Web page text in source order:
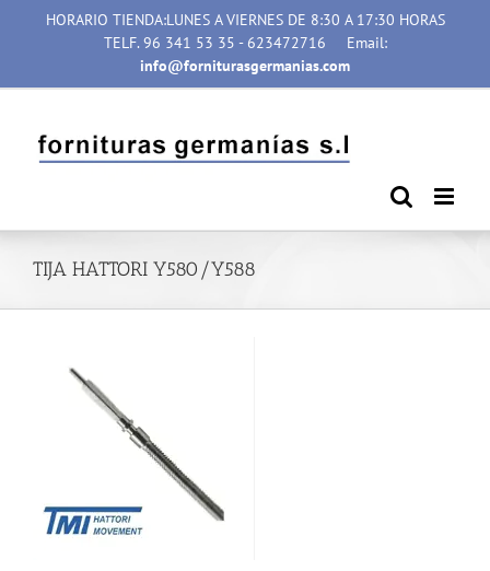
HORARIO TIENDA:LUNES A VIERNES DE 8:30 A 17:30 HORAS
TELF. 96 341 53 35 - 623472716
Email:
info@forniturasgermanias.com
TIJA HATTORI Y580/Y588